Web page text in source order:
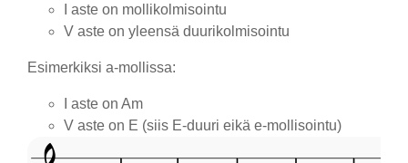
I aste on mollikolmisointu
V aste on yleensä duurikolmisointu
Esimerkiksi a-mollissa:
I aste on Am
V aste on E (siis E-duuri eikä e-mollisointu)